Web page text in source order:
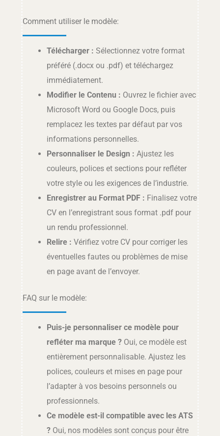
Comment utiliser le modèle:
Télécharger : Sélectionnez votre format
préféré (.docx ou .pdf) et téléchargez
immédiatement.
Modifier le Contenu : Ouvrez le fichier avec
Microsoft Word ou Google Docs, puis
remplacez les textes par défaut par vos
informations personnelles.
Personnaliser le Design : Ajustez les
couleurs, polices et sections pour refléter
votre style ou les exigences de l’industrie.
Enregistrer au Format PDF : Finalisez votre
CV en l’enregistrant sous format .pdf pour
un rendu professionnel.
Relire : Vérifiez votre CV pour corriger les
éventuelles fautes ou problèmes de mise
en page avant de l’envoyer.
FAQ sur le modèle:
Puis-je personnaliser ce modèle pour
refléter ma marque ?Oui, ce modèle est
entièrement personnalisable. Ajustez les
polices, couleurs et mises en page pour
l’adapter à vos besoins personnels ou
professionnels.
Ce modèle est-il compatible avec les ATS
?Oui, nos modèles sont conçus pour être